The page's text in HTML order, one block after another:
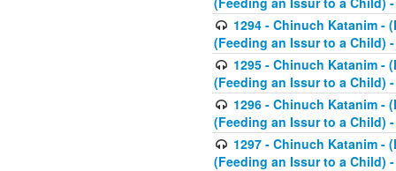
1294 - Chinuch Katanim -
(Feeding an Issur to a Child)
1295 - Chinuch Katanim -
(Feeding an Issur to a Child)
1296 - Chinuch Katanim -
(Feeding an Issur to a Child)
1297 - Chinuch Katanim -
(Feeding an Issur to a Child)